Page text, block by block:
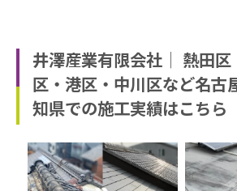
井澤産業有限会社│ 熱田区
区・港区・中川区など名古
知県での施工実績はこちら